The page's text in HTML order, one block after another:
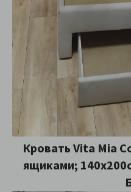
Кровать Vita Mia
ящиками;